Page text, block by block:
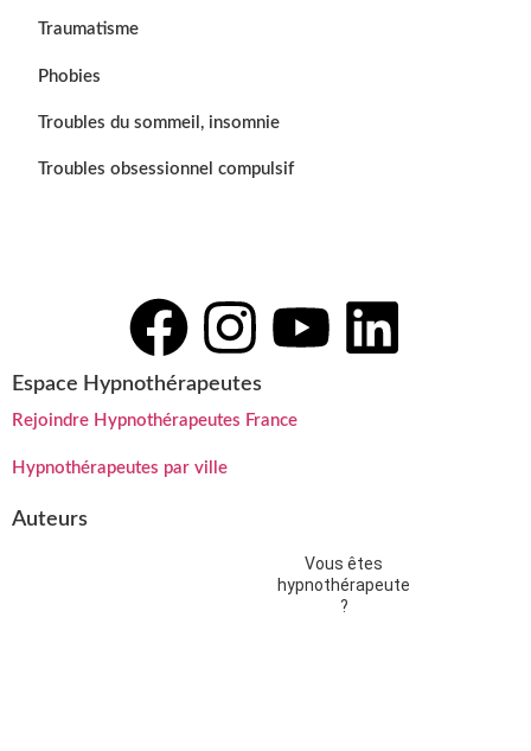
Traumatisme
Phobies
Troubles du sommeil, insomnie
Troubles obsessionnel compulsif
Espace Hypnothérapeutes
Rejoindre Hypnothérapeutes France
Hypnothérapeutes par ville
Auteurs
Vous êtes
hypnothérapeute
?